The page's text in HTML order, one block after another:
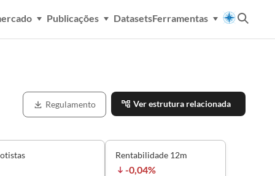
Publicações DatasetsFerramentas
Regulamento Ver estrutura relacionada
Rentabilidade 12m
-0,04%